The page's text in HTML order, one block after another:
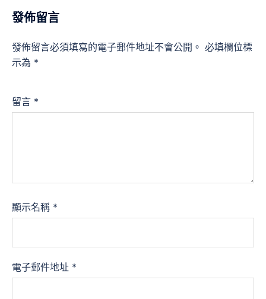
發佈留言
發佈留言必須填寫的電子郵件地址不會公開。 必填欄位標
示為 *
留言 *
顯示名稱 *
電子郵件地址 *